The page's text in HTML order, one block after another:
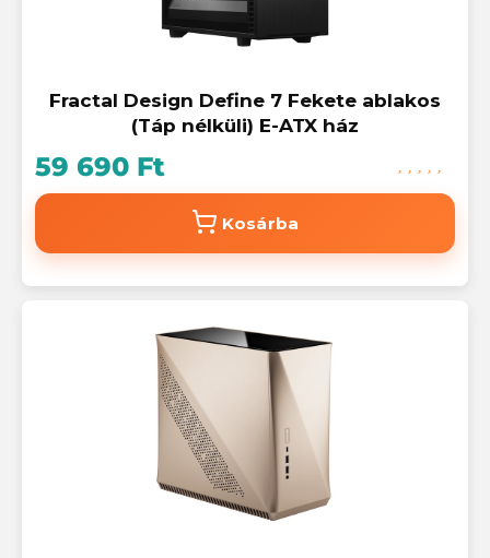
Fractal Design Define 7 Fekete ablakos
(Táp nélküli) E-ATX ház
59 690 Ft
Kosárba